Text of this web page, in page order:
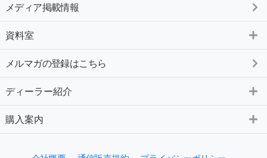
メディア掲載情報
資料室
メルマガの登録はこちら
ディーラー紹介
購入案内